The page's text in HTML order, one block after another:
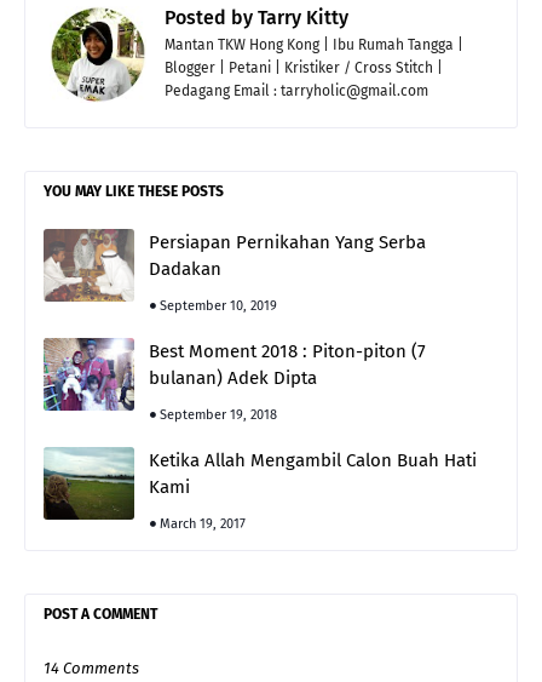
Posted by Tarry Kitty
Mantan TKW Hong Kong | Ibu Rumah Tangga |
Blogger | Petani | Kristiker / Cross Stitch |
Pedagang Email : tarryholic@gmail.com
YOU MAY LIKE THESE POSTS
Persiapan Pernikahan Yang Serba
Dadakan
September 10, 2019
Best Moment 2018 : Piton-piton (7
bulanan) Adek Dipta
September 19, 2018
Ketika Allah Mengambil Calon Buah Hati
Kami
March 19, 2017
POST A COMMENT
14 Comments